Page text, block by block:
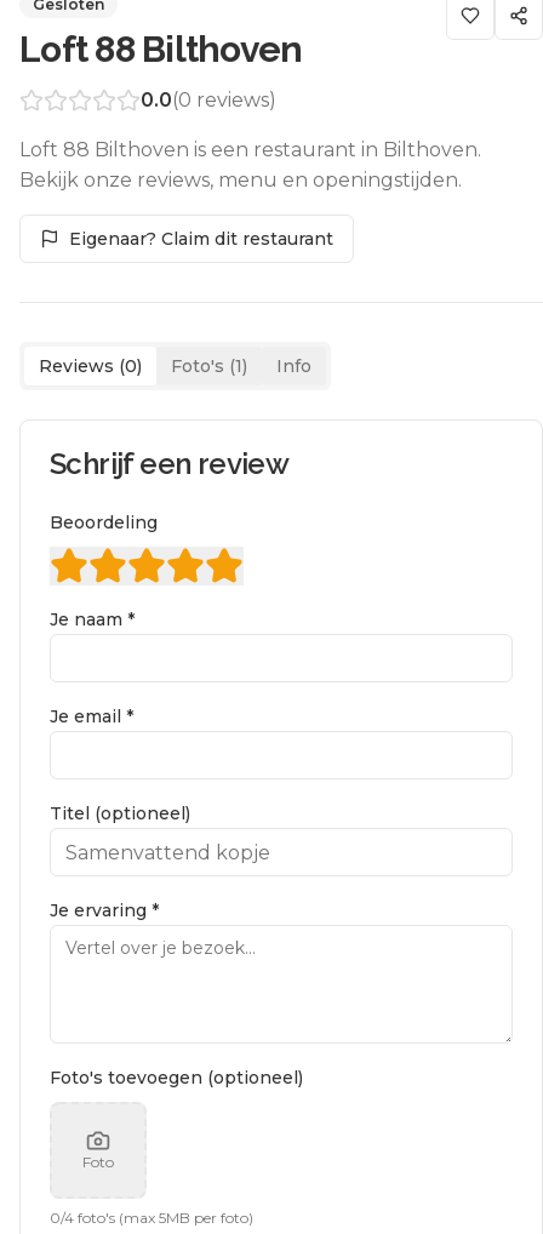
Gesloten
Loft 88 Bilthoven
0.0(0 reviews)
Loft 88 Bilthoven is een restaurant in Bilthoven.
Bekijk onze reviews, menu en openingstijden.
Eigenaar? Claim dit restaurant
Reviews (0) Foto's (1) Info
Schrijf een review
Beoordeling
Je naam *
Je email *
Titel (optioneel)
Je ervaring *
Foto's toevoegen (optioneel)
Foto
0/4 foto's (max 5MB per foto)